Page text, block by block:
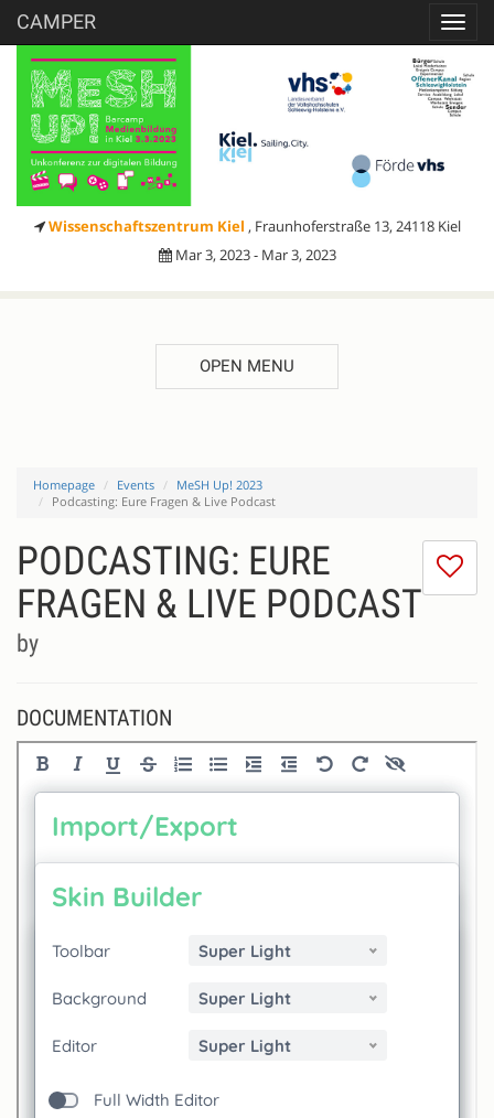
CAMPER
Wissenschaftszentrum Kiel , Fraunhoferstraße 13, 24118 Kiel
Mar 3, 2023 - Mar 3, 2023
OPEN MENU
Homepage Events
MeSH Up! 2023
Podcasting: Eure Fragen & Live Podcast
I
PODCASTING: EURE
FRAGEN & LIVE PODCAST
by
DOCUMENTATION